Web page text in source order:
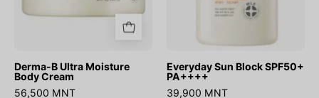
Derma-B Ultra Moisture
Body Cream
56,500 MNT
Everyday Sun Block SPF50+
PA++++
39,900 MNT